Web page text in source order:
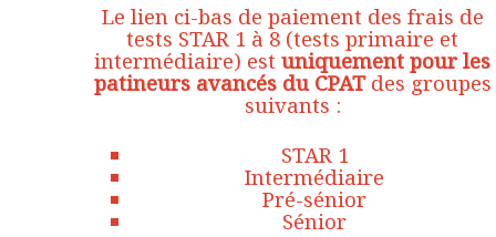
Le lien ci-bas de paiement des frais de
tests STAR 1 à 8 (tests primaire et
intermédiaire) est uniquement pour les
patineurs avancés du CPATdes groupes
suivants :
STAR 1
Intermédiaire
Pré-sénior
Sénior